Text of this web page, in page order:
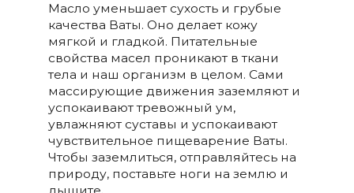
Масло уменьшает сухость и грубые
качества Ваты. Оно делает кожу
мягкой и гладкой. Питательные
свойства масел проникают в ткани
тела и наш организм в целом. Сами
массирующие движения заземляют и
успокаивают тревожный ум,
увлажняют суставы и успокаивают
чувствительное пищеварение Ваты.
Чтобы заземлиться, отправляйтесь на
природу, поставьте ноги на землю и